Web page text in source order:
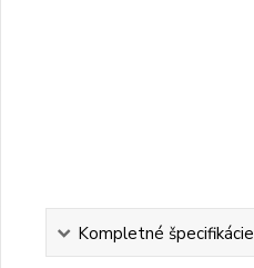
Kompletné špecifikácie